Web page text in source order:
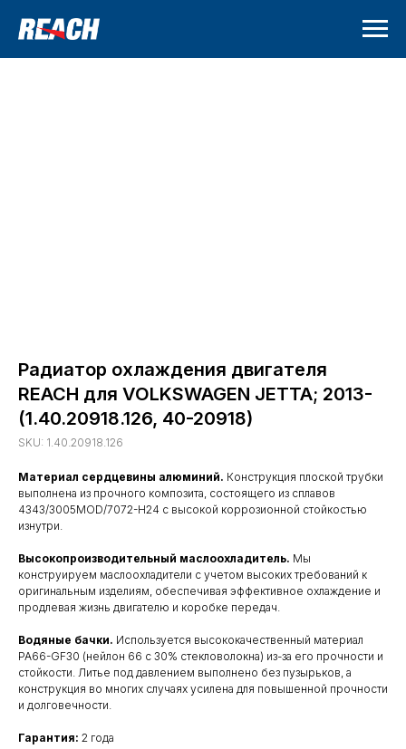
Радиатор охлаждения двигателя
REACH для VOLKSWAGEN JETTA; 2013-
(1.40.20918.126, 40-20918)
SKU: 1.40.20918.126
Материал сердцевины алюминий. Конструкция плоской трубки
выполнена из прочного композита, состоящего из сплавов
4343/3005MOD/7072-H24 с высокой коррозионной стойкостью
изнутри.
Высокопроизводительный маслоохладитель. Мы
конструируем маслоохладители с учетом высоких требований к
оригинальным изделиям, обеспечивая эффективное охлаждение и
продлевая жизнь двигателю и коробке передач.
Водяные бачки. Используется высококачественный материал
PA66-GF30 (нейлон 66 с 30% стекловолокна) из-за его прочности и
стойкости. Литье под давлением выполнено без пузырьков, а
конструкция во многих случаях усилена для повышенной прочности
и долговечности.
Гарантия: 2 года